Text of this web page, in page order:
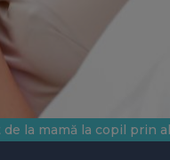
la mamă la copil prin